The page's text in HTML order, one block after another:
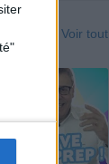
Voir tout